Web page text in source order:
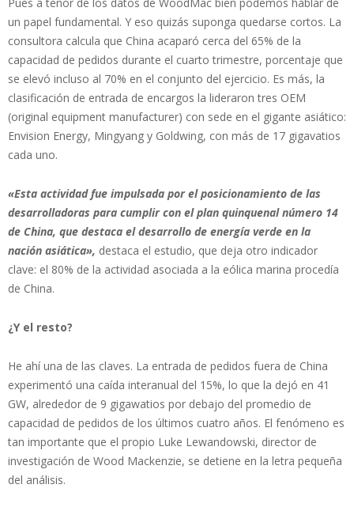
un papel fundamental. Y eso quizás suponga quedarse cortos. La
consultora calcula que China acaparó cerca del 65% de la
capacidad de pedidos durante el cuarto trimestre, porcentaje que
se elevó incluso al 70% en el conjunto del ejercicio. Es más, la
clasificación de entrada de encargos la lideraron tres OEM
(original equipment manufacturer) con sede en el gigante asiático:
Envision Energy, Mingyang y Goldwing, con más de 17 gigavatios
cada uno.
«Esta actividad fue impulsada por el posicionamiento de las
desarrolladoras para cumplir con el plan quinquenal número 14
de China, que destaca el desarrollo de energía verde en la
nación asiática», destaca el estudio, que deja otro indicador
clave: el 80% de la actividad asociada a la eólica marina procedía
de China.
¿Y el resto?
He ahí una de las claves. La entrada de pedidos fuera de China
experimentó una caída interanual del 15%, lo que la dejó en 41
GW, alrededor de 9 gigawatios por debajo del promedio de
capacidad de pedidos de los últimos cuatro años. El fenómeno es
tan importante que el propio Luke Lewandowski, director de
investigación de Wood Mackenzie, se detiene en la letra pequeña
del análisis.